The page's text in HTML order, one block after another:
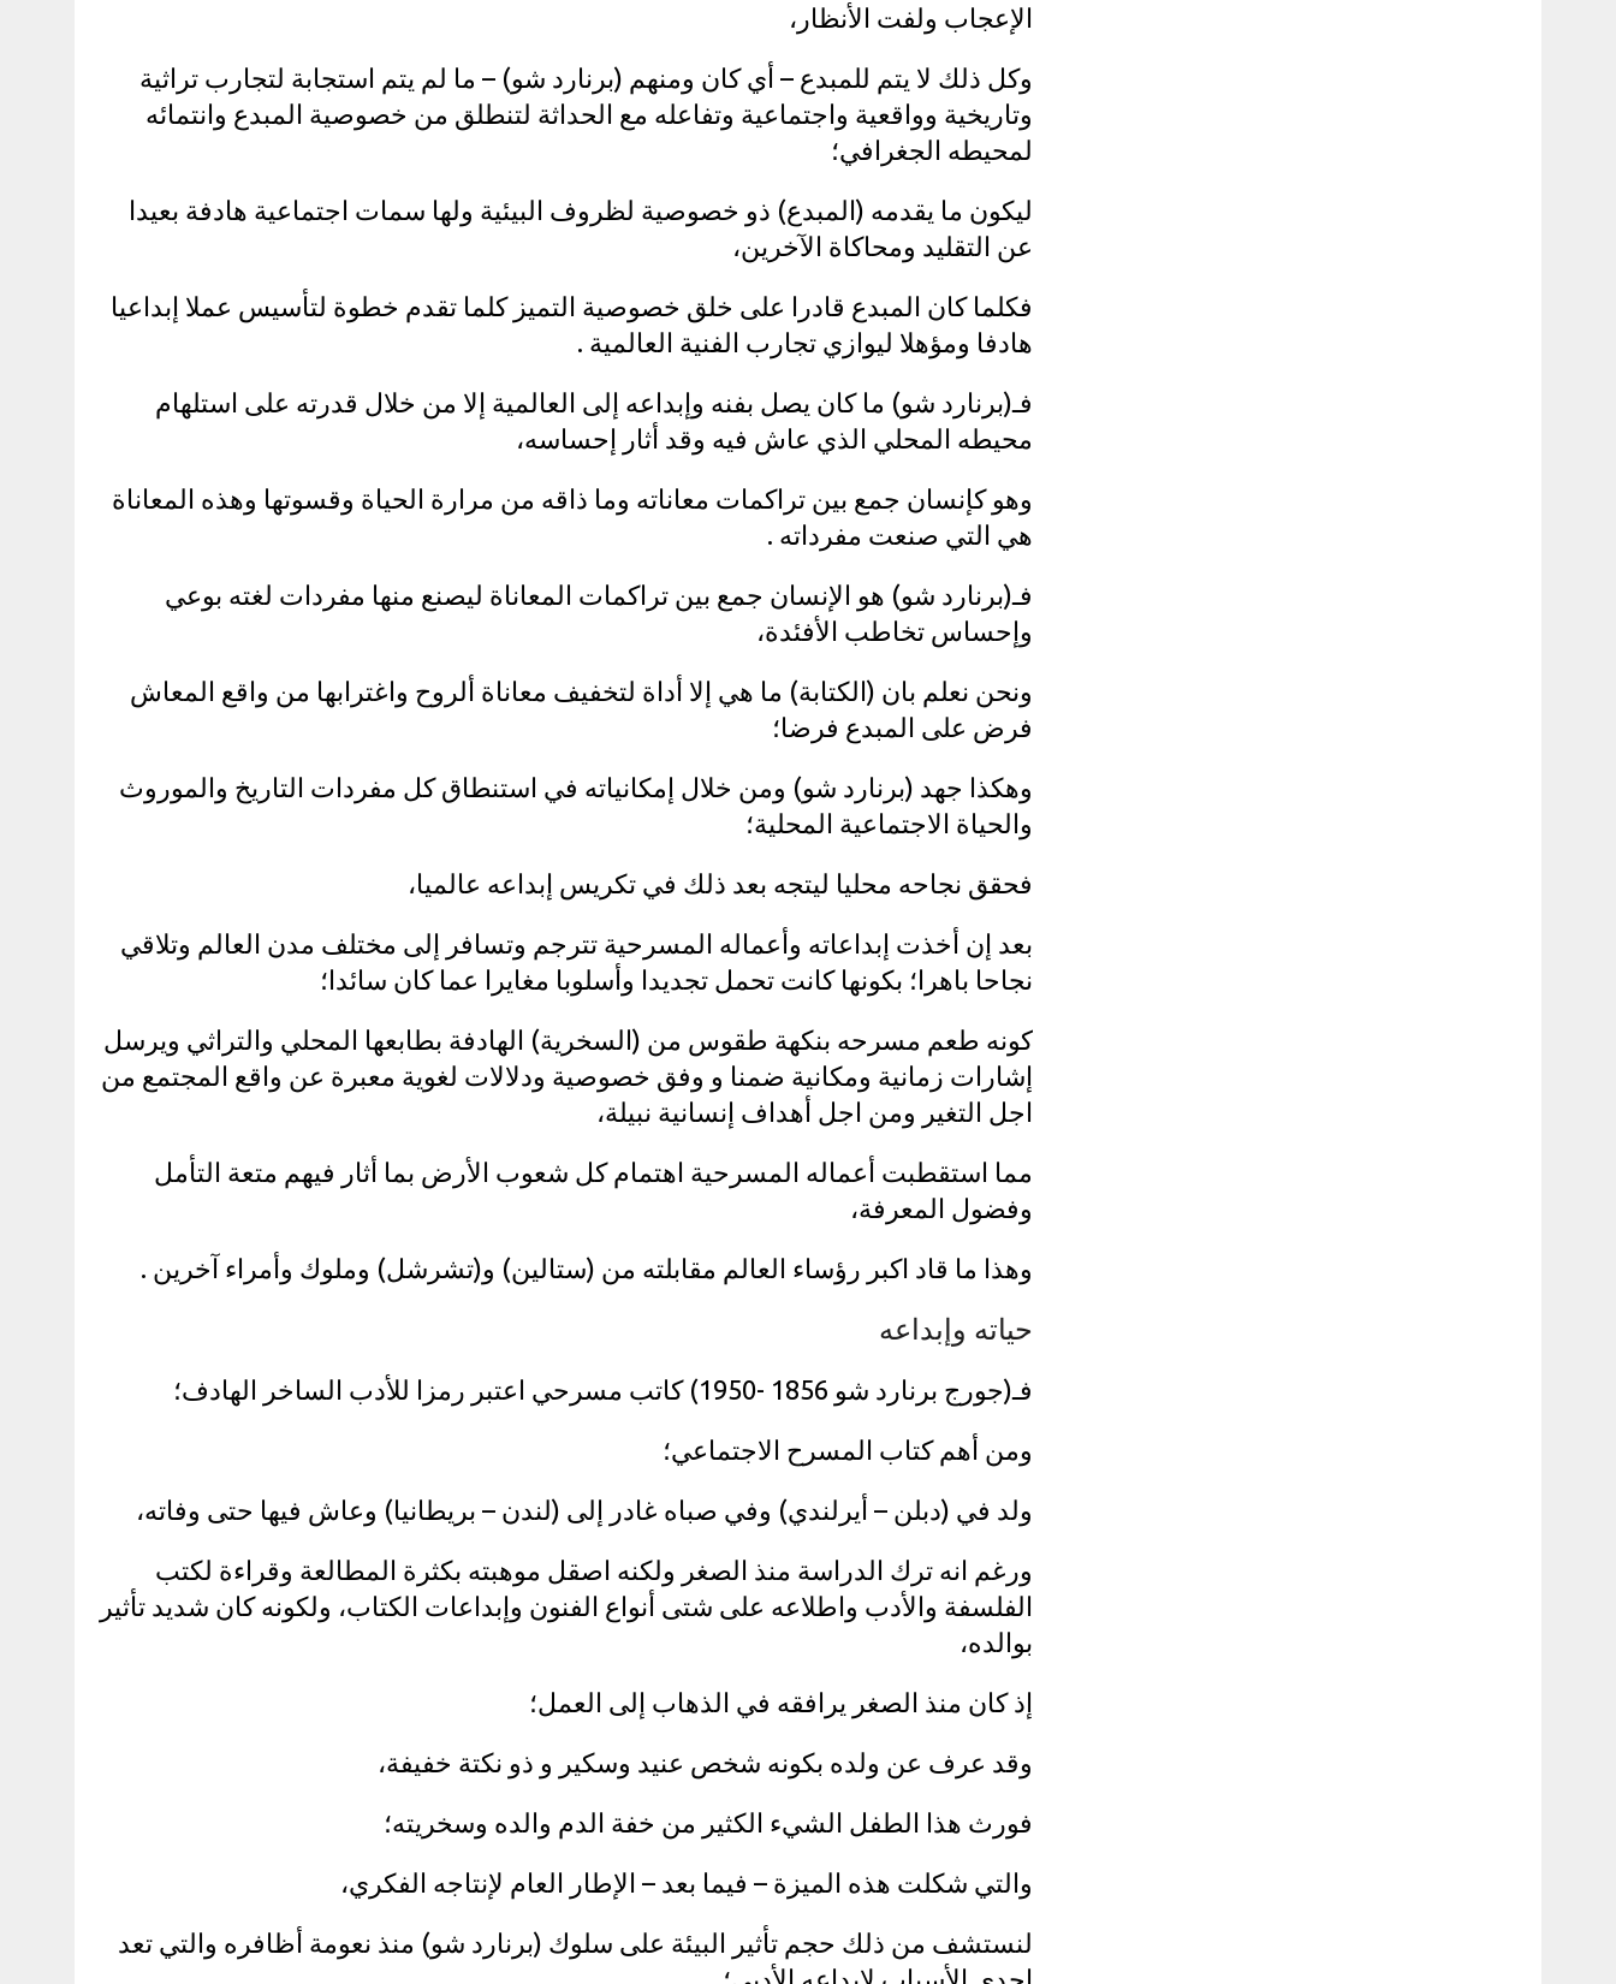
الإعجاب ولفت الأنظار،
وكل ذلك لا يتم للمبدع – أي كان ومنهم (برنارد شو) – ما لم يتم استجابة لتجارب تراثية
وتاريخية وواقعية واجتماعية وتفاعله مع الحداثة لتنطلق من خصوصية المبدع وانتمائه
لمحيطه الجغرافي؛
ليكون ما يقدمه (المبدع) ذو خصوصية لظروف البيئية ولها سمات اجتماعية هادفة بعيدا
عن التقليد ومحاكاة الآخرين،
فكلما كان المبدع قادرا على خلق خصوصية التميز كلما تقدم خطوة لتأسيس عملا إبداعيا
هادفا ومؤهلا ليوازي تجارب الفنية العالمية .
فـ(برنارد شو) ما كان يصل بفنه وإبداعه إلى العالمية إلا من خلال قدرته على استلهام
محيطه المحلي الذي عاش فيه وقد أثار إحساسه،
وهو كإنسان جمع بين تراكمات معاناته وما ذاقه من مرارة الحياة وقسوتها وهذه المعاناة
هي التي صنعت مفرداته .
فـ(برنارد شو) هو الإنسان جمع بين تراكمات المعاناة ليصنع منها مفردات لغته بوعي
وإحساس تخاطب الأفئدة،
ونحن نعلم بان (الكتابة) ما هي إلا أداة لتخفيف معاناة ألروح واغترابها من واقع المعاش
فرض على المبدع فرضا؛
وهكذا جهد (برنارد شو) ومن خلال إمكانياته في استنطاق كل مفردات التاريخ والموروث
والحياة الاجتماعية المحلية؛
فحقق نجاحه محليا ليتجه بعد ذلك في تكريس إبداعه عالميا،
بعد إن أخذت إبداعاته وأعماله المسرحية تترجم وتسافر إلى مختلف مدن العالم وتلاقي
نجاحا باهرا؛ بكونها كانت تحمل تجديدا وأسلوبا مغايرا عما كان سائدا؛
كونه طعم مسرحه بنكهة طقوس من (السخرية) الهادفة بطابعها المحلي والتراثي ويرسل
إشارات زمانية ومكانية ضمنا و وفق خصوصية ودلالات لغوية معبرة عن واقع المجتمع من
اجل التغير ومن اجل أهداف إنسانية نبيلة،
مما استقطبت أعماله المسرحية اهتمام كل شعوب الأرض بما أثار فيهم متعة التأمل
وفضول المعرفة،
وهذا ما قاد اكبر رؤساء العالم مقابلته من (ستالين) و(تشرشل) وملوك وأمراء آخرين .
حياته وإبداعه
فـ(جورج برنارد شو 1856 -1950) كاتب مسرحي اعتبر رمزا للأدب الساخر الهادف؛
ومن أهم كتاب المسرح الاجتماعي؛
ولد في (دبلن – أيرلندي) وفي صباه غادر إلى (لندن – بريطانيا) وعاش فيها حتى وفاته،
ورغم انه ترك الدراسة منذ الصغر ولكنه اصقل موهبته بكثرة المطالعة وقراءة لكتب
الفلسفة والأدب واطلاعه على شتى أنواع الفنون وإبداعات الكتاب، ولكونه كان شديد تأثير
بوالده،
إذ كان منذ الصغر يرافقه في الذهاب إلى العمل؛
وقد عرف عن ولده بكونه شخص عنيد وسكير و ذو نكتة خفيفة،
فورث هذا الطفل الشيء الكثير من خفة الدم والده وسخريته؛
والتي شكلت هذه الميزة – فيما بعد – الإطار العام لإنتاجه الفكري،
لنستشف من ذلك حجم تأثير البيئة على سلوك (برنارد شو) منذ نعومة أظافره والتي تعد